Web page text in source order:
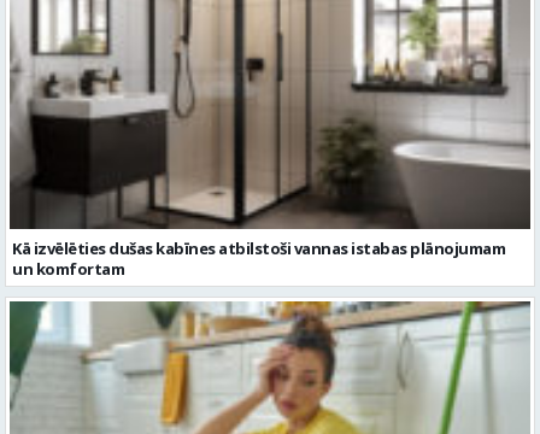
Kā izvēlēties dušas kabīnes atbilstoši vannas istabas plānojumam
un komfortam